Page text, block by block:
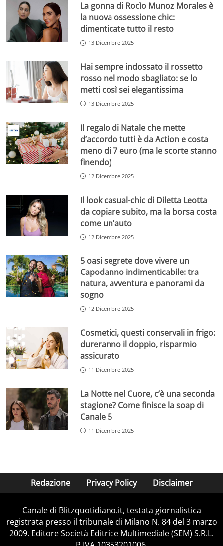
La gonna di Rocìo Munoz Morales è
la nuova ossessione chic:
dimenticate tutto il resto
13 Dicembre 2025
Hai sempre indossato il rossetto
rosso nel modo sbagliato: se lo
metti così sei elegantissima
13 Dicembre 2025
Il regalo di Natale che mette
d’accordo tutti è da Action e costa
meno di 7 euro (ma le scorte stanno
finendo)
12 Dicembre 2025
Il look casual-chic di Diletta Leotta
da copiare subito, ma la borsa costa
come un’auto
12 Dicembre 2025
5 oasi segrete dove vivere un
Capodanno indimenticabile: tra
natura, avventura e panorami da
sogno
12 Dicembre 2025
Cosmetici, questi conservali in frigo:
dureranno il doppio, risparmio
assicurato
11 Dicembre 2025
La Notte nel Cuore, c’è una seconda
stagione? Come finisce la soap di
Canale 5
11 Dicembre 2025
Redazione Privacy Policy Disclaimer
Canale di Blitzquotidiano.it, testata giornalistica
registrata presso il tribunale di Milano N. 84 del 3 marzo
2009. Editore Società Editrice Multimediale (SEM) S.R.L.